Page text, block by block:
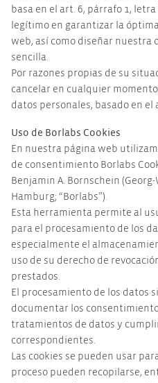
basa en el art. 6, párrafo 1,
legítimo en garantizar la
web, así como diseñar nuestra
sencilla.
Por razones propias de su
cancelar en cualquier
datos personales, basado en el
Uso de Borlabs Cookies
En nuestra página web
de consentimiento Borlabs
Benjamin A. Bornschein
Hamburg; “Borlabs”).
Esta herramienta permite al
para el procesamiento de los
especialmente el
uso de su derecho de
prestados.
El procesamiento de los datos
documentar los
tratamientos de datos y
correspondientes.
Las cookies se pueden usar
proceso pueden recopilarse,